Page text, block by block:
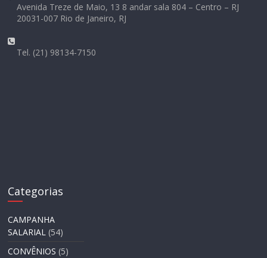
Avenida Treze de Maio, 13 8 andar sala 804 – Centro – RJ
20031-007 Rio de Janeiro, RJ
Tel. (21) 98134-7150
Categorias
CAMPANHA
SALARIAL (54)
CONVÊNIOS (5)